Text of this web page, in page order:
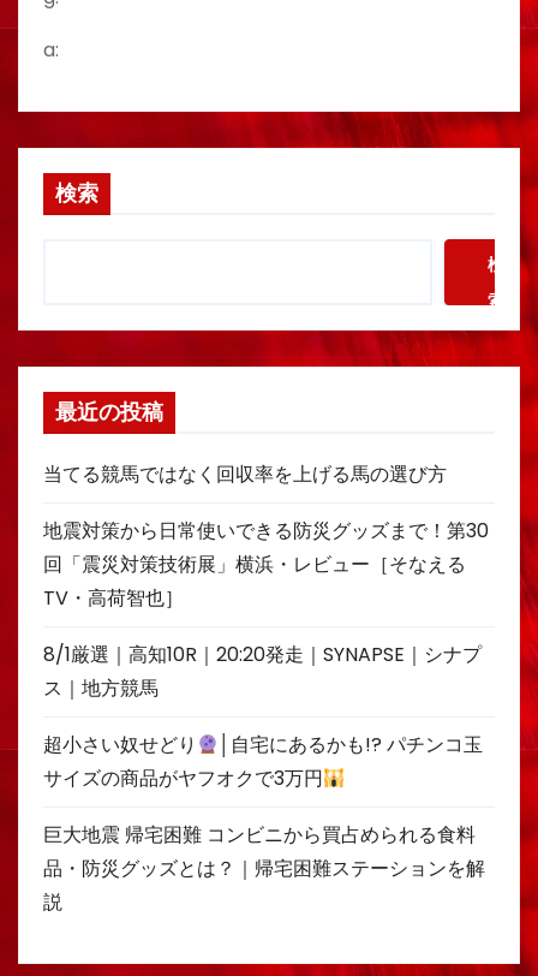
a:
検索
検
索
最近の投稿
当てる競馬ではなく回収率を上げる馬の選び方
地震対策から日常使いできる防災グッズまで！第30
回「震災対策技術展」横浜・レビュー［そなえる
TV・高荷智也］
8/1厳選｜高知10R｜20:20発走｜SYNAPSE｜シナプ
ス｜地方競馬
超小さい奴せどり
│自宅にあるかも!? パチンコ玉
サイズの商品がヤフオクで3万円
巨大地震 帰宅困難 コンビニから買占められる食料
品・防災グッズとは？｜帰宅困難ステーションを解
説